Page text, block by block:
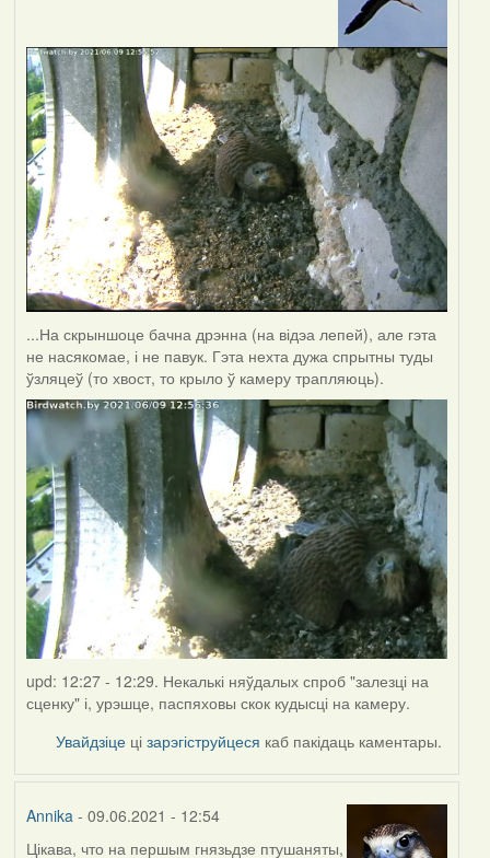
...На скрыншоце бачна дрэнна (на відэа лепей), але гэта
не насякомае, і не павук. Гэта нехта дужа спрытны туды
ўзляцеў (то хвост, то крыло ў камеру трапляюць).
upd: 12:27 - 12:29. Некалькі няўдалых спроб "залезці на
сценку" і, урэшце, паспяховы скок кудысці на камеру.
Увайдзіце цізарэгіструйцеся каб пакідаць каментары.
Annika- 09.06.2021 - 12:54
Цікава, что на першым гнязьдзе птушаняты,